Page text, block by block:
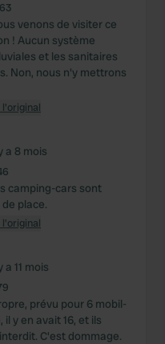
venons de visiter ce
! Aucun système
et les sanitaires
Non, nous n'y mettrons
a 8 mois
camping-cars sont
place.
a 11 mois
prévu pour 6 mobil-
y en avait 16, et ils
C'est dommage.